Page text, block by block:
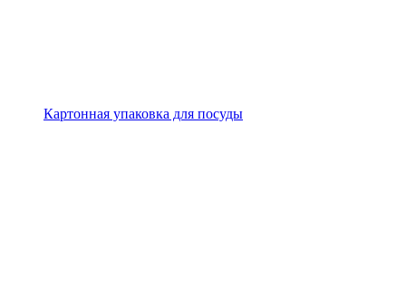
Картонная упаковка для посуды